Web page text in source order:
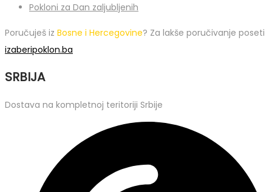
Pokloni za Dan zaljubljenih
Poručuješ iz Bosne i Hercegovine? Za lakše poručivanje poseti
izaberipoklon.ba
SRBIJA
Dostava na kompletnoj teritoriji Srbije